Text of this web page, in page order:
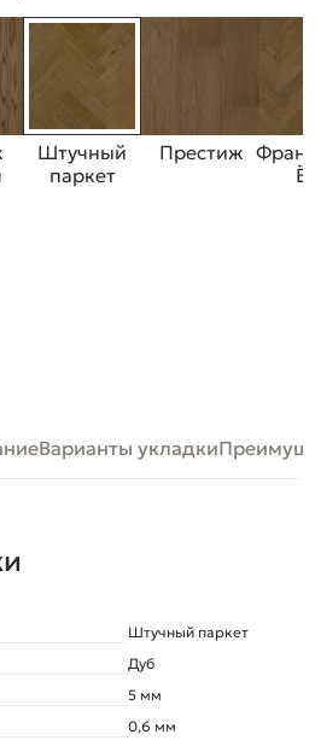
Штучный
паркет
Престиж
Варианты укладки
Штучный паркет
Дуб
5 мм
0,6 мм